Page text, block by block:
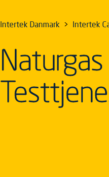
Intertek Danmark Intertek
Naturgas